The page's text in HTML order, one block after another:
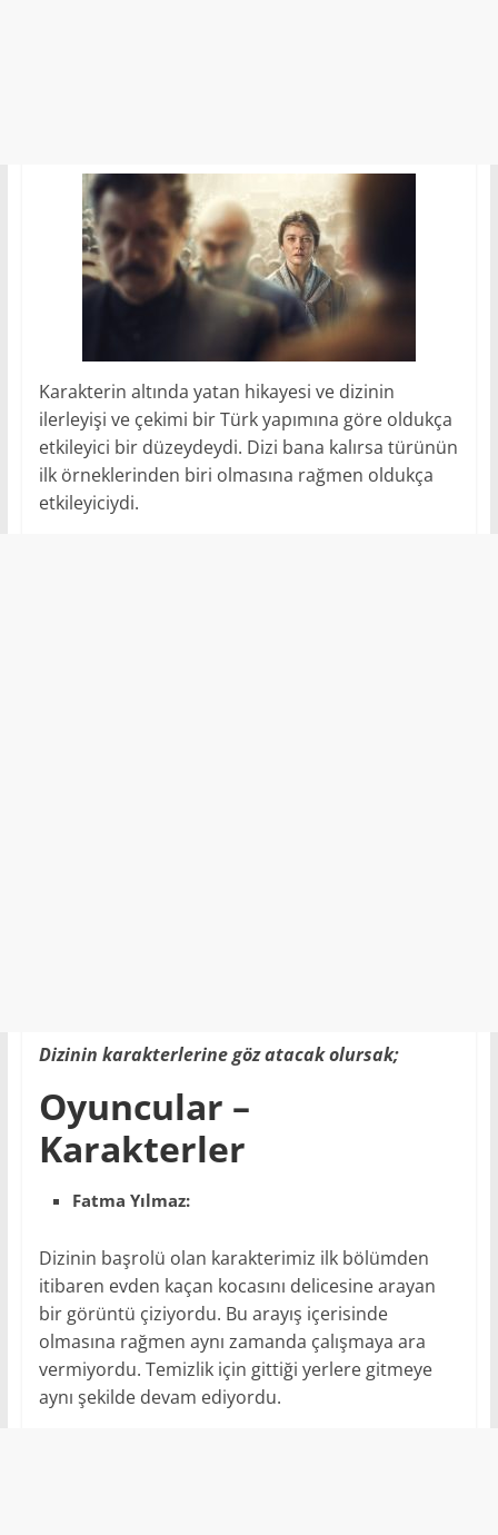
Karakterin altında yatan hikayesi ve dizinin
ilerleyişi ve çekimi bir Türk yapımına göre oldukça
etkileyici bir düzeydeydi. Dizi bana kalırsa türünün
ilk örneklerinden biri olmasına rağmen oldukça
etkileyiciydi.
Dizinin karakterlerine göz atacak olursak;
Oyuncular –
Karakterler
Fatma Yılmaz:
Dizinin başrolü olan karakterimiz ilk bölümden
itibaren evden kaçan kocasını delicesine arayan
bir görüntü çiziyordu. Bu arayış içerisinde
olmasına rağmen aynı zamanda çalışmaya ara
vermiyordu. Temizlik için gittiği yerlere gitmeye
aynı şekilde devam ediyordu.